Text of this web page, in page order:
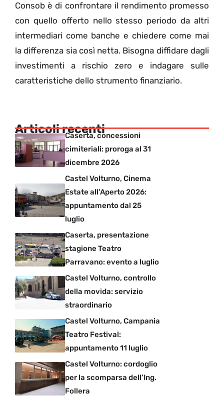
Consob è di confrontare il rendimento promesso
con quello offerto nello stesso periodo da altri
intermediari come banche e chiedere come mai
la differenza sia così netta. Bisogna diffidare dagli
investimenti a rischio zero e indagare sulle
caratteristiche dello strumento finanziario.
Articoli recenti
Caserta, concessioni
cimiteriali: proroga al 31
dicembre 2026
Castel Volturno, Cinema
Estate all’Aperto 2026:
appuntamento dal 25
luglio
Caserta, presentazione
stagione Teatro
Parravano: evento a luglio
Castel Volturno, controllo
della movida: servizio
straordinario
Castel Volturno, Campania
Teatro Festival:
appuntamento 11 luglio
Castel Volturno: cordoglio
per la scomparsa dell’Ing.
Follera